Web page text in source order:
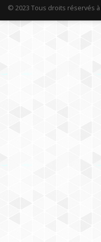
© 2023 Tous droits réservés à